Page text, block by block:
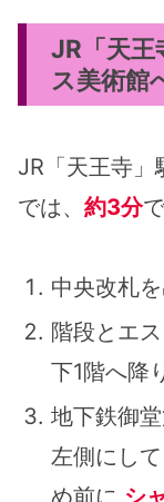
JR「天王
ス美術館
JR「天王寺」
では、 約3分
中央改札
階段とエ
下1階へ降
地下鉄御
左側にし
め前に シ